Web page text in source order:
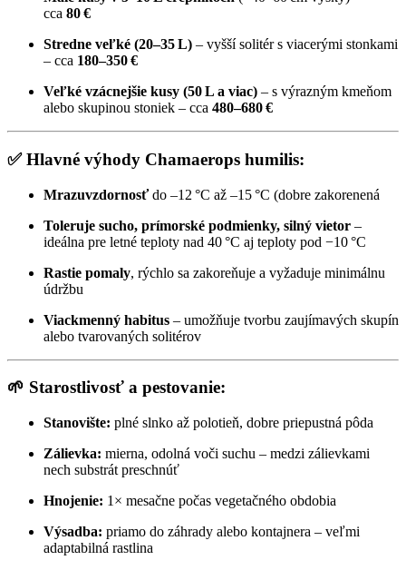
cca 80 €
Stredne veľké (20–35 L) – vyšší solitér s viacerými stonkami
– cca 180–350 €
Veľké vzácnejšie kusy (50 L a viac) – s výrazným kmeňom
alebo skupinou stoniek – cca 480–680 €
✅Hlavné výhody Chamaerops humilis:
Mrazuvzdornosťdo –12 °C až –15 °C (dobre zakorenená
Toleruje sucho, prímorské podmienky, silný vietor –
ideálna pre letné teploty nad 40 °C aj teploty pod −10 °C
Rastie pomaly, rýchlo sa zakoreňuje a vyžaduje minimálnu
údržbu
Viackmenný habitus – umožňuje tvorbu zaujímavých skupín
alebo tvarovaných solitérov
🌱 Starostlivosť a pestovanie:
Stanovište: plné slnko až polotieň, dobre priepustná pôda
Zálievka: mierna, odolná voči suchu – medzi zálievkami
nech substrát preschnúť
Hnojenie: 1× mesačne počas vegetačného obdobia
Výsadba: priamo do záhrady alebo kontajnera – veľmi
adaptabilná rastlina